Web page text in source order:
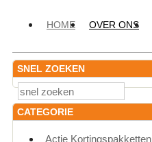
HOME OVER ONS
SNEL ZOEKEN
CATEGORIE
Actie Kortingspakketten